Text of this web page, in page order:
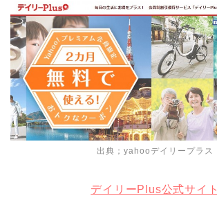
出典；yahooデイリープラス
デイリーPlus公式サイト